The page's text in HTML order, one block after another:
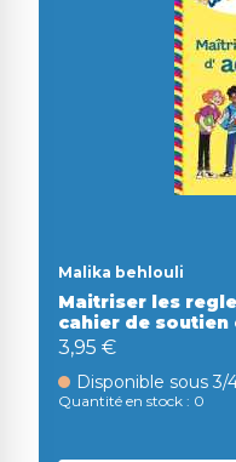
Malika behlouli
Maitriser les
cahier de soutien
3,95 €
Disponible sous 3/
Quantité en stock : 0